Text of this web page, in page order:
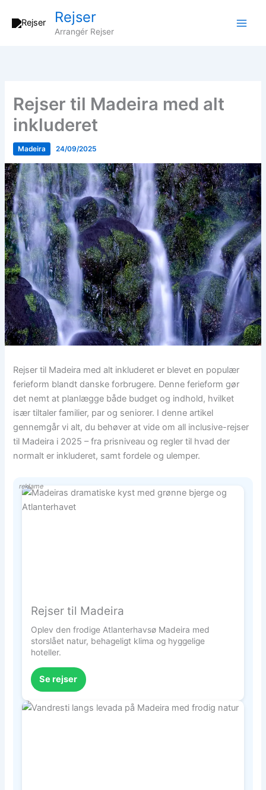
Rejser
Arrangér Rejser
Rejser til Madeira med alt
inkluderet
Madeira 24/09/2025
Rejser til Madeira med alt inkluderet er blevet en populær
ferieform blandt danske forbrugere. Denne ferieform gør
det nemt at planlægge både budget og indhold, hvilket
især tiltaler familier, par og seniorer. I denne artikel
gennemgår vi alt, du behøver at vide om all inclusive-rejser
til Madeira i 2025 – fra prisniveau og regler til hvad der
normalt er inkluderet, samt fordele og ulemper.
reklame
Rejser til Madeira
Oplev den frodige Atlanterhavsø Madeira med
storslået natur, behageligt klima og hyggelige
hoteller.
Se rejser